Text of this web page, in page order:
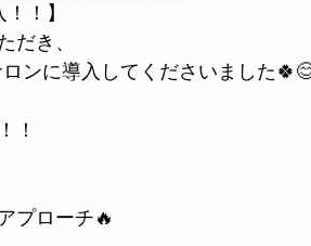
！】
だき、
ンに導入してくださいました
！
プローチ🔥